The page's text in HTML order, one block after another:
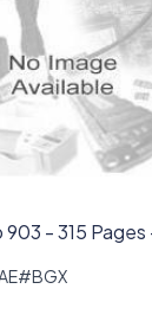
- 315 Pages